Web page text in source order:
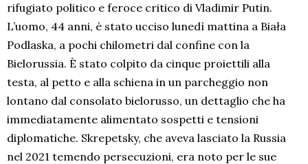
rifugiato politico e feroce critico di Vladimir Putin.
L’uomo, 44 anni, è stato ucciso lunedì mattina a Biała
Podlaska, a pochi chilometri dal confine con la
Bielorussia. È stato colpito da cinque proiettili alla
testa, al petto e alla schiena in un parcheggio non
lontano dal consolato bielorusso, un dettaglio che ha
immediatamente alimentato sospetti e tensioni
diplomatiche. Skrepetsky, che aveva lasciato la Russia
nel 2021 temendo persecuzioni, era noto per le sue